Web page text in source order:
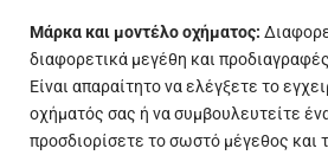
Μάρκα και μοντέλο οχήματος:
διαφορετικά μεγέθη και
Είναι απαραίτητο να ελέγξετε το
οχήματός σας ή να συμβουλευτείτε
προσδιορίσετε το σωστό μέγεθος και